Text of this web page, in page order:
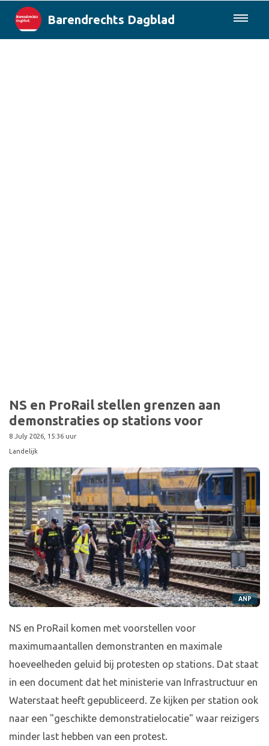
Barendrechts Dagblad
NS en ProRail stellen grenzen aan
demonstraties op stations voor
8 July 2026, 15:36 uur
Landelijk
ANP
NS en ProRail komen met voorstellen voor
maximumaantallen demonstranten en maximale
hoeveelheden geluid bij protesten op stations. Dat staat
in een document dat het ministerie van Infrastructuur en
Waterstaat heeft gepubliceerd. Ze kijken per station ook
naar een "geschikte demonstratielocatie" waar reizigers
minder last hebben van een protest.